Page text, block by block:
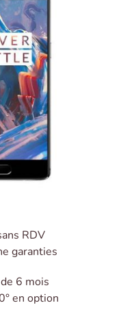
RDV
garanties
6 mois
en option